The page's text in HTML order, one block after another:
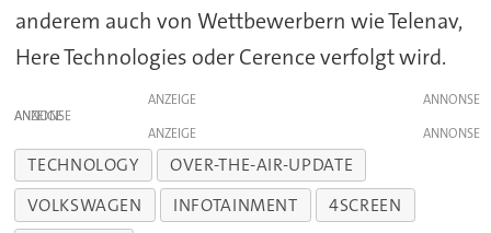
anderem auch von Wettbewerbern wie Telenav,
Here Technologies oder Cerence verfolgt wird.
ANZEIGE
ANZEIGE
ANZEIGE
TECHNOLOGY
OVER-THE-AIR-UPDATE
VOLKSWAGEN
INFOTAINMENT
4SCREEN